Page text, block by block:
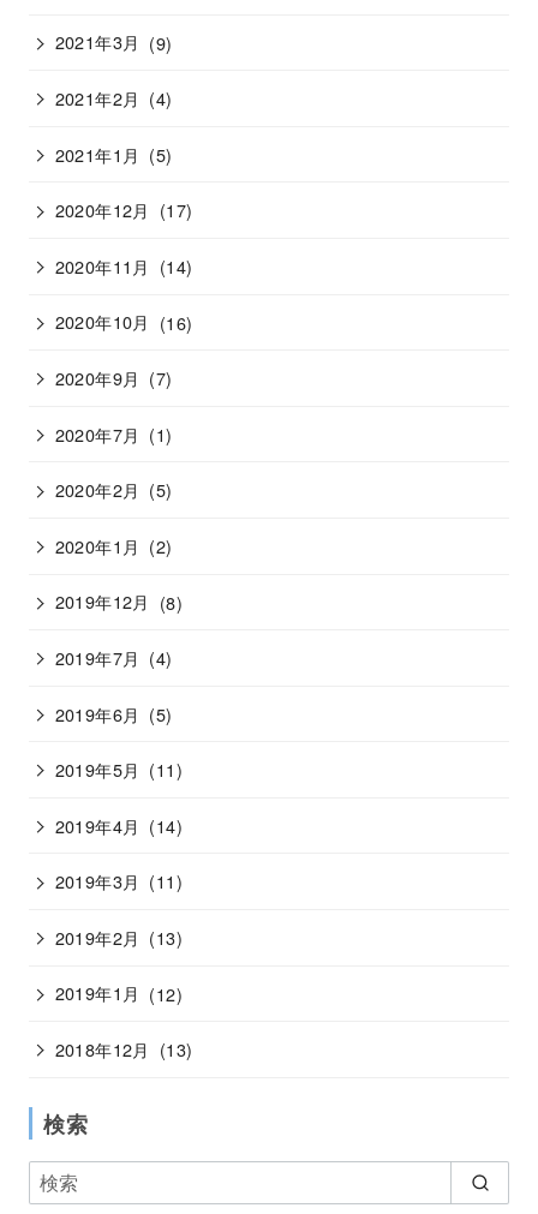
2021年3月 (9)
2021年2月 (4)
2021年1月 (5)
2020年12月 (17)
2020年11月 (14)
2020年10月 (16)
2020年9月 (7)
2020年7月 (1)
2020年2月 (5)
2020年1月 (2)
2019年12月 (8)
2019年7月 (4)
2019年6月 (5)
2019年5月 (11)
2019年4月 (14)
2019年3月 (11)
2019年2月 (13)
2019年1月 (12)
2018年12月 (13)
検索